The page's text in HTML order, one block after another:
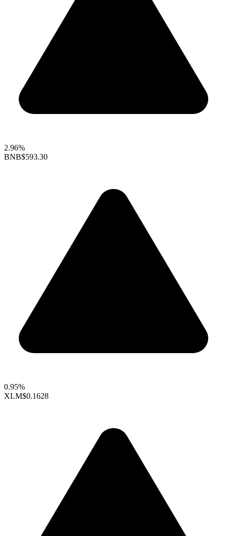
2.96%
BNB$593.30
0.95%
XLM$0.1628